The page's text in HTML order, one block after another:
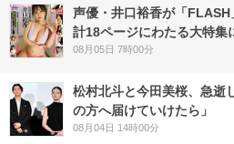
声優・井口裕香が「FLASH
計18ページにわたる大特集
08月05日 7時00分
松村北斗と今田美桜、急逝
の方へ届けていけたら」
08月04日 14時00分